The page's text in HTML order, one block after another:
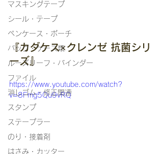
マスキングテープ
シール・テープ
ペンケース・ポーチ
バッグ・ケース類
ルーズリーフ・バインダー
ファイル
消しゴム・修正関連
スタンプ
ステープラー
のり・接着剤
はさみ・カッター
『カダケス×クレンゼ 抗菌シリ
ーズ』
https://www.youtube.com/watch?
v=8Fmg5Qu9vRQ